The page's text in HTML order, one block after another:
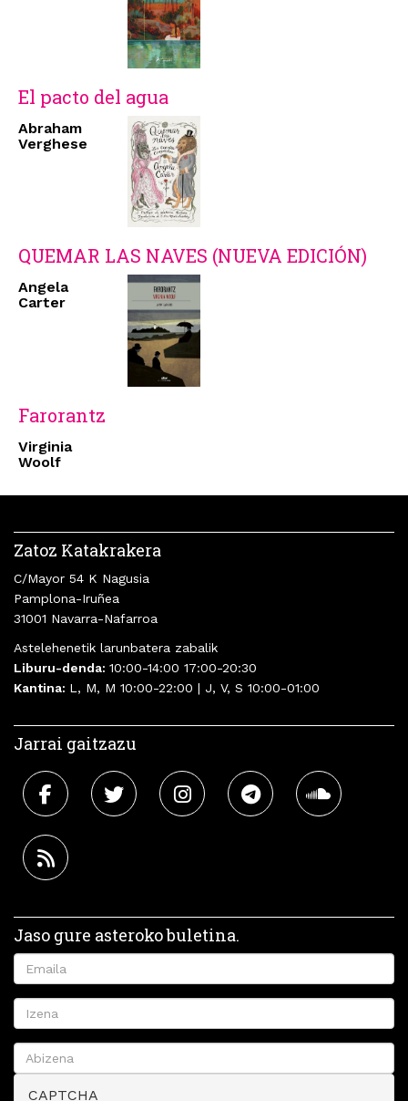
El pacto del agua
Abraham
Verghese
QUEMAR LAS NAVES (NUEVA EDICIÓN)
Angela
Carter
Farorantz
Virginia
Woolf
Zatoz Katakrakera
C/Mayor 54 K Nagusia
Pamplona-Iruñea
31001 Navarra-Nafarroa
Astelehenetik larunbatera zabalik
Liburu-denda: 10:00-14:00 17:00-20:30
Kantina: L, M, M 10:00-22:00 | J, V, S 10:00-01:00
Jarrai gaitzazu
Jaso gure asteroko buletina.
CAPTCHA